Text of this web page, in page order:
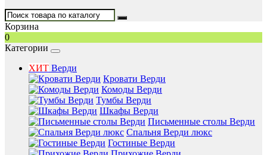
Корзина
0
Категории
ХИТ Верди
Кровати Верди
Комоды Верди
Тумбы Верди
Шкафы Верди
Письменные столы Верди
Спальня Верди люкс
Гостиные Верди